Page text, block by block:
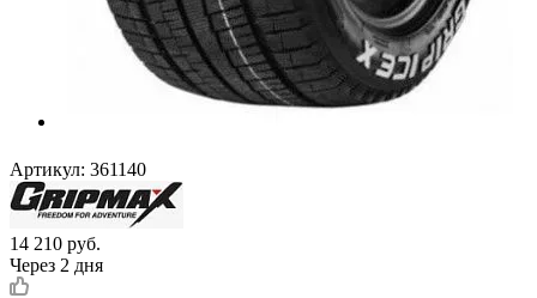
Артикул: 361140
14 210 руб.
Через 2 дня